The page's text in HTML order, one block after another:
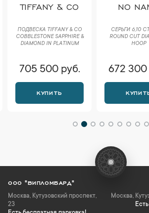
TIFFANY & CO
ПОДВЕСКА TIFFANY & CO
COBBLESTONE SAPPHIRE &
DIAMOND IN PLATINUM
705 500 руб.
КУПИТЬ
NO
СЕРЬГИ 6,10
ROUND CUT
HOOP
672 300
ООО "ВИПЛОМБАРД"
Москва, Кутузовский проспект,
23
Москва,